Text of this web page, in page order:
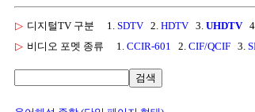
▷ 디지털TV 구분 1. SDTV 2. HDTV 3. UHDTV4.
▷ 비디오 포멧 종류 1. CCIR-601 2. CIF/QCIF 3.
검색